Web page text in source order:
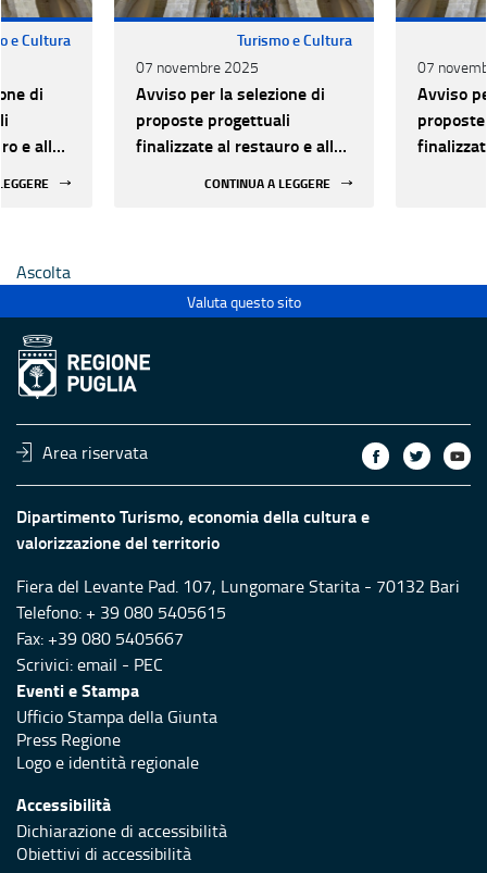
e Cultura
di
e alla
Turismo e Cultura
07 novembre 2025
Avviso per la selezione di
proposte progettuali
finalizzate al restauro e alla
CONTINUA A LEGGERE
07
Avviso
Ascolta
Valuta questo sito
Area riservata
Dipartimento Turismo, economia della cultura e
valorizzazione del territorio
Fiera del Levante Pad. 107, Lungomare Starita - 70132 Bari
Telefono: + 39 080 5405615
Fax: +39 080 5405667
Scrivici:email - PEC
Eventi e Stampa
Ufficio Stampa della Giunta
Press Regione
Logo e identità regionale
Accessibilità
Dichiarazione di accessibilità
Obiettivi di accessibilità